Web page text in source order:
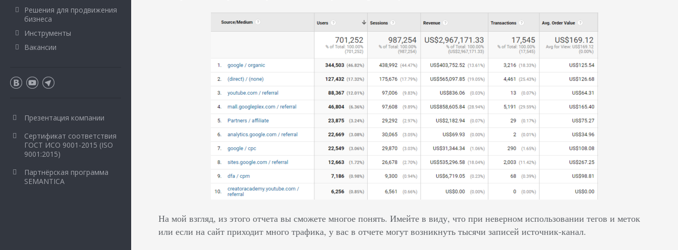
На мой взгляд, из этого отчета вы сможете многое понять. Имейте в виду, что при неверном использовании тегов и меток
или если на сайт приходит много трафика, у вас в отчете могут возникнуть тысячи записей источник-канал.
Решения для продвижения
бизнеса
Инструменты
Вакансии
Презентация компании
Сертификат соответствия
ГОСТ ИСО 9001-2015 (ISO
9001:2015)
Партнёрская программа
SEMANTICA